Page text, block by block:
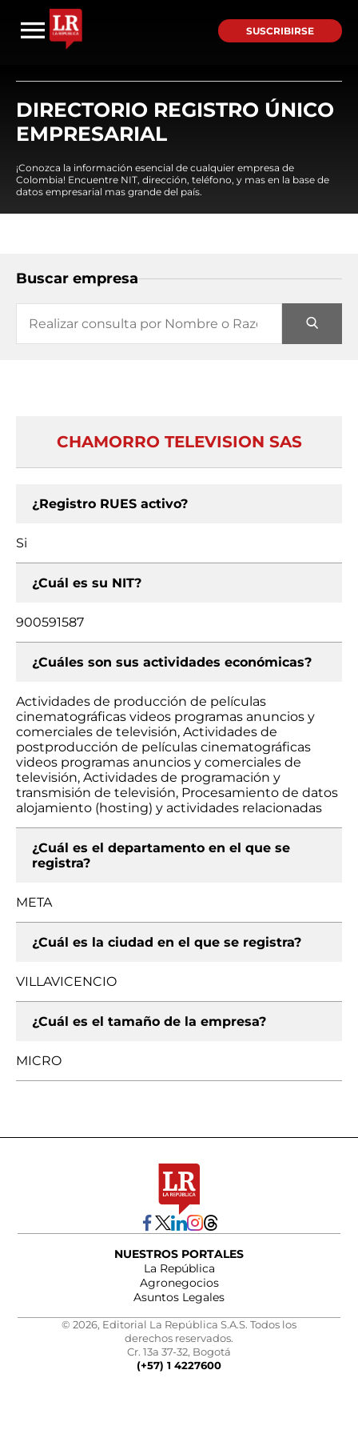
SUSCRIBIRSE
DIRECTORIO REGISTRO ÚNICO
EMPRESARIAL
¡Conozca la información esencial de cualquier empresa de
Colombia! Encuentre NIT, dirección, teléfono, y mas en la base de
datos empresarial mas grande del país.
Buscar empresa
CHAMORRO TELEVISION SAS
¿Registro RUES activo?
Si
¿Cuál es su NIT?
900591587
¿Cuáles son sus actividades económicas?
Actividades de producción de películas
cinematográficas videos programas anuncios y
comerciales de televisión, Actividades de
postproducción de películas cinematográficas
videos programas anuncios y comerciales de
televisión, Actividades de programación y
transmisión de televisión, Procesamiento de datos
alojamiento (hosting) y actividades relacionadas
¿Cuál es el departamento en el que se
registra?
META
¿Cuál es la ciudad en el que se registra?
VILLAVICENCIO
¿Cuál es el tamaño de la empresa?
MICRO
NUESTROS PORTALES
La República
Agronegocios
Asuntos Legales
© 2026, Editorial La República S.A.S. Todos los
derechos reservados.
Cr. 13a 37-32, Bogotá
(+57) 1 4227600